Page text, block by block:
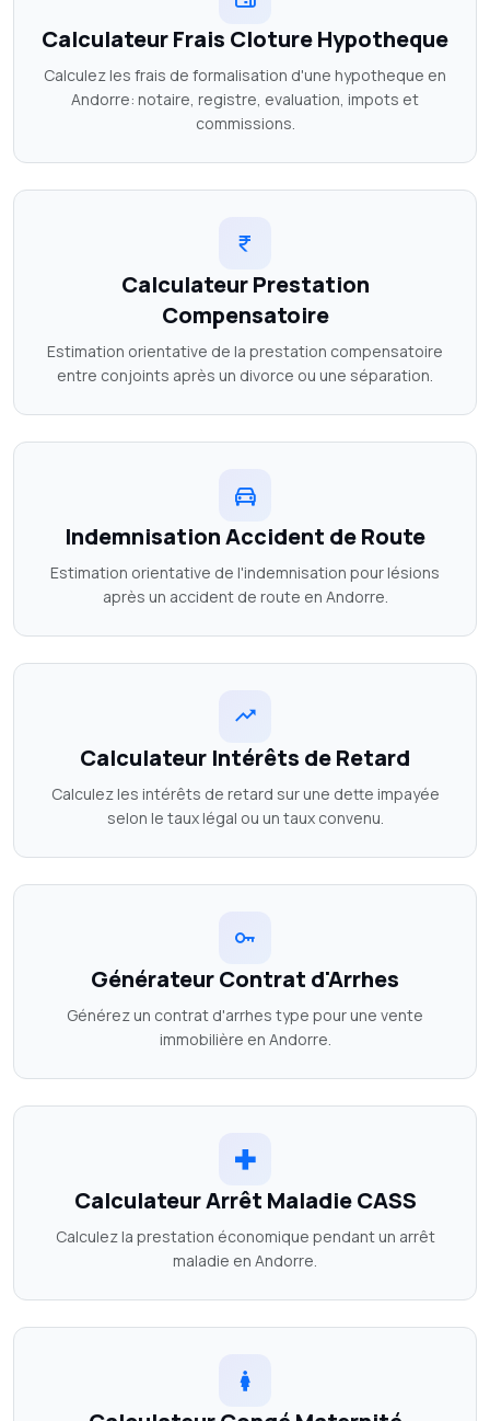
Calculateur Frais Cloture Hypotheque
Calculez les frais de formalisation d'une hypotheque en
Andorre: notaire, registre, evaluation, impots et
commissions.
Calculateur Prestation
Compensatoire
Estimation orientative de la prestation compensatoire
entre conjoints après un divorce ou une séparation.
Indemnisation Accident de Route
Estimation orientative de l'indemnisation pour lésions
après un accident de route en Andorre.
Calculateur Intérêts de Retard
Calculez les intérêts de retard sur une dette impayée
selon le taux légal ou un taux convenu.
Générateur Contrat d'Arrhes
Générez un contrat d'arrhes type pour une vente
immobilière en Andorre.
Calculateur Arrêt Maladie CASS
Calculez la prestation économique pendant un arrêt
maladie en Andorre.